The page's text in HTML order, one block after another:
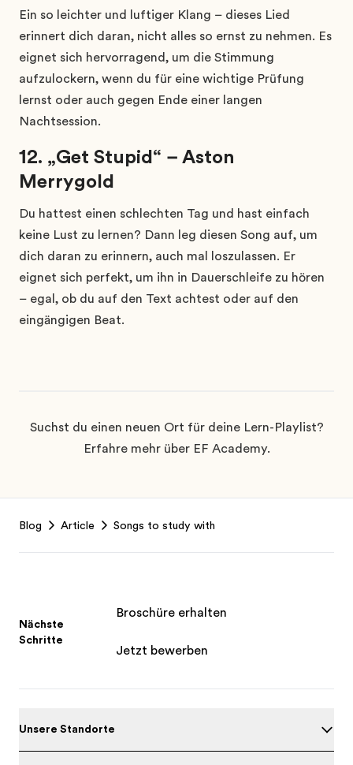
Ein so leichter und luftiger Klang – dieses Lied
erinnert dich daran, nicht alles so ernst zu nehmen. Es
eignet sich hervorragend, um die Stimmung
aufzulockern, wenn du für eine wichtige Prüfung
lernst oder auch gegen Ende einer langen
Nachtsession.
12. „Get Stupid“ – Aston
Merrygold
Du hattest einen schlechten Tag und hast einfach
keine Lust zu lernen? Dann leg diesen Song auf, um
dich daran zu erinnern, auch mal loszulassen. Er
eignet sich perfekt, um ihn in Dauerschleife zu hören
– egal, ob du auf den Text achtest oder auf den
eingängigen Beat.
Suchst du einen neuen Ort für deine Lern-Playlist?
Erfahre mehr über EF Academy.
Blog Article Songs to study with
Nächste
Schritte
Broschüre erhalten
Jetzt bewerben
Unsere Standorte